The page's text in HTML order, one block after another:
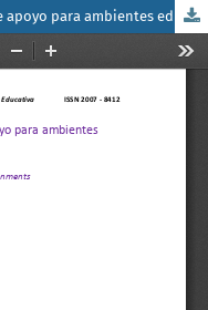
Realidad Aumentada. Herramienta de apoyo para ambientes educativos